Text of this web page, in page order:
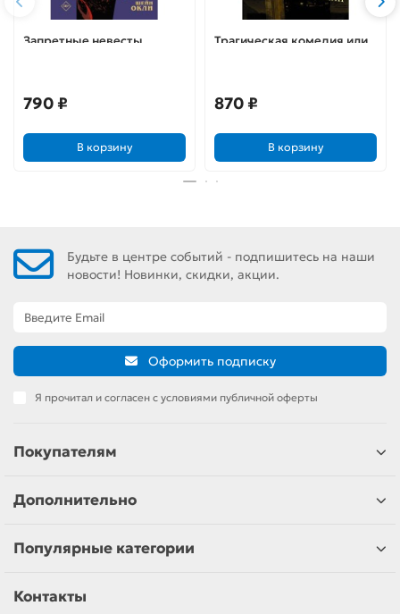
Запретные невесты
790 ₽
В корзину
Трагическая комедия или
870 ₽
В корзину
Будьте в центре событий - подпишитесь на наши
новости! Новинки, скидки, акции.
Оформить подписку
Я прочитал и согласен с условиями публичной оферты
Покупателям
Дополнительно
Популярные категории
Контакты